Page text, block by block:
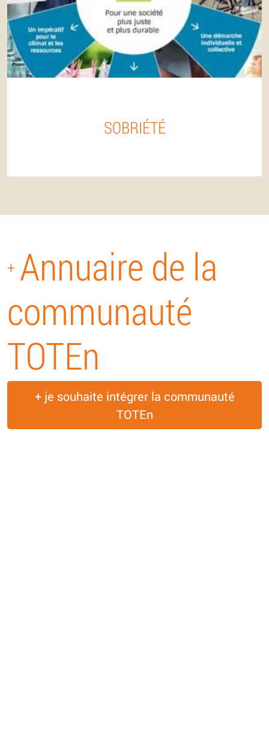
SOBRIÉTÉ
+ Annuaire de la
communauté
TOTEn
+ je souhaite intégrer la communauté
TOTEn